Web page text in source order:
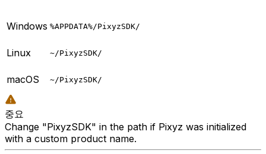
Windows %APPDATA%/PixyzSDK/
Linux ~/PixyzSDK/
macOS ~/PixyzSDK/
중요
Change "PixyzSDK" in the path if Pixyz was initialized
with a custom product name.